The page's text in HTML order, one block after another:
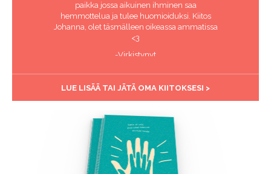
paikka jossa aikuinen ihminen saa
hemmottelua ja tulee huomioiduksi. Kiitos
Johanna, olet täsmälleen oikeassa ammatissa
<3
-Virkistynyt
LUE LISÄÄ TAI JÄTÄ OMA KIITOKSESI >